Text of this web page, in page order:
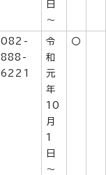
日
～
082-
888-
6221
令
和
元
年
10
月
1
日
～
〇